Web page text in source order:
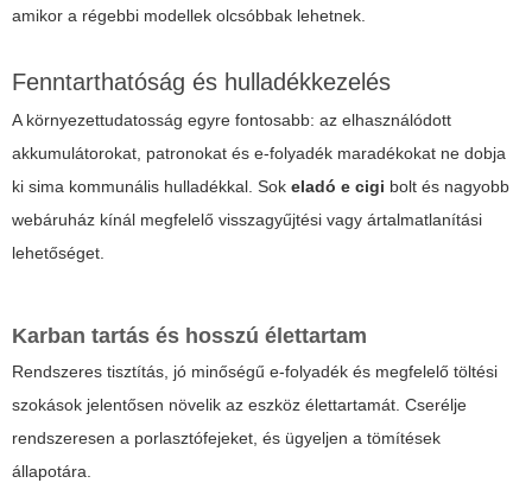
amikor a régebbi modellek olcsóbbak lehetnek.
Fenntarthatóság és hulladékkezelés
A környezettudatosság egyre fontosabb: az elhasználódott
akkumulátorokat, patronokat és e-folyadék maradékokat ne dobja
ki sima kommunális hulladékkal. Sok eladó e cigi bolt és nagyobb
webáruház kínál megfelelő visszagyűjtési vagy ártalmatlanítási
lehetőséget.
Karban tartás és hosszú élettartam
Rendszeres tisztítás, jó minőségű e-folyadék és megfelelő töltési
szokások jelentősen növelik az eszköz élettartamát. Cserélje
rendszeresen a porlasztófejeket, és ügyeljen a tömítések
állapotára.